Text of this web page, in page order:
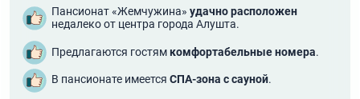
Пансионат «Жемчужина»удачно расположен
недалеко от центра города Алушта.
Предлагаются гостямкомфортабельные номера.
В пансионате имеетсяСПА-зона с сауной.